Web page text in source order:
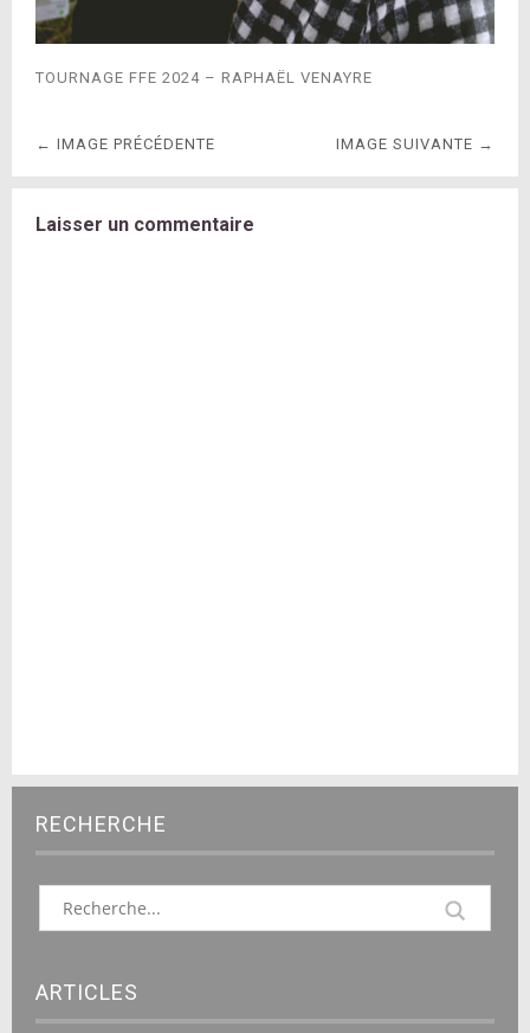
TOURNAGE FFE 2024 – RAPHAËL VENAYRE
← IMAGE PRÉCÉDENTE IMAGE SUIVANTE →
Laisser un commentaire
RECHERCHE
ARTICLES